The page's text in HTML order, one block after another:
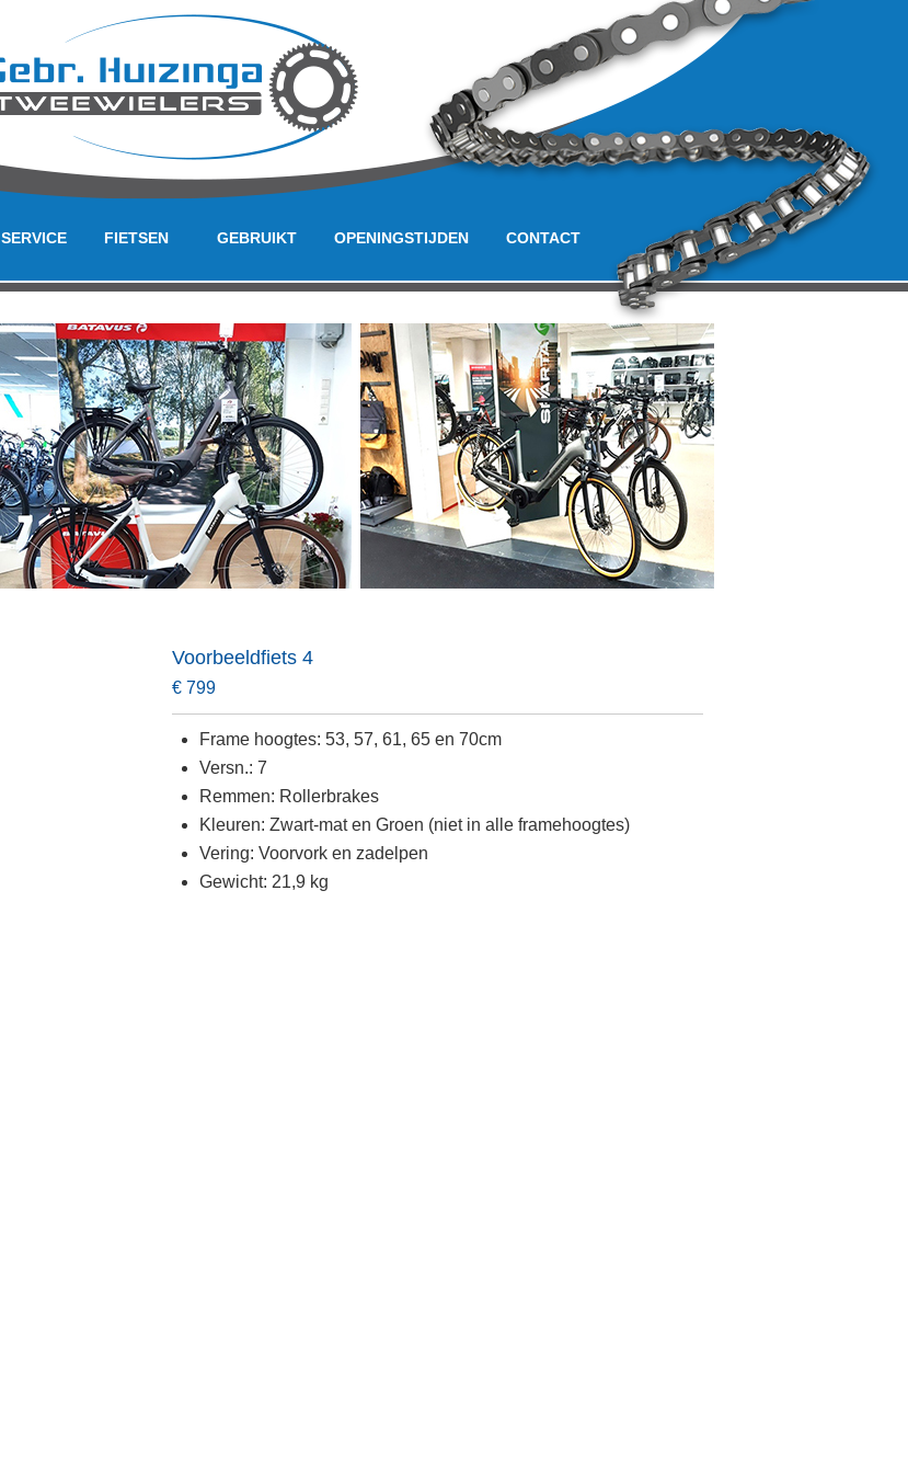
SERVICE FIETSEN GEBRUIKT OPENINGSTIJDEN CONTACT
Voorbeeldfiets 4
€ 799
Frame hoogtes: 53, 57, 61, 65 en 70cm
Versn.: 7
Remmen: Rollerbrakes
Kleuren: Zwart-mat en Groen (niet in alle framehoogtes)
Vering: Voorvork en zadelpen
Gewicht: 21,9 kg